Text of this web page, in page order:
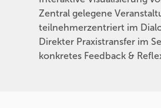
Zentral gelegene
teilnehmerzentriert im
Direkter Praxistransfer im
konkretes Feedback &